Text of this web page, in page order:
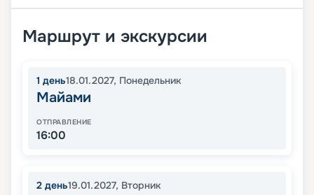
Маршрут и экскурсии
1 день18.01.2027, Понедельник
Майами
ОТПРАВЛЕНИЕ
16:00
2 день19.01.2027, Вторник